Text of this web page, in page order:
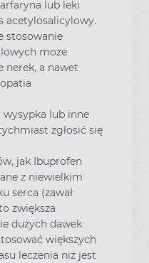
lub leki
acetylosalicylowy.
stosowanie
może
nerek, a nawet
wysypka lub inne
zgłosić się
jak Ibuprofen
z niewielkim
serca (zawał
zwiększa
dużych dawek
większych
leczenia niż jest